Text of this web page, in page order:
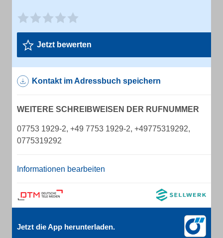
Jetzt bewerten
Kontakt im Adressbuch speichern
WEITERE SCHREIBWEISEN DER RUFNUMMER
07753 1929-2, +49 7753 1929-2, +49775319292,
0775319292
Informationen bearbeiten
Jetzt die App herunterladen.